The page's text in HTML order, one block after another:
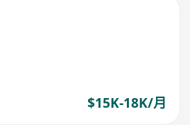
$15K-18K/月